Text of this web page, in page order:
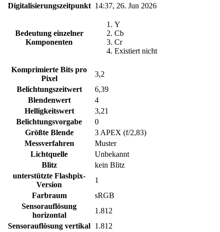
Digitalisierungszeitpunkt 14:37, 26. Jun 2026
Bedeutung einzelner
Komponenten
Y
Cb
Cr
Existiert nicht
Komprimierte Bits pro
Pixel
3,2
Belichtungszeitwert
6,39
Blendenwert
4
Helligkeitswert
3,21
Belichtungsvorgabe
0
Größte Blende
3 APEX (f/2,83)
Messverfahren
Muster
Lichtquelle
Unbekannt
Blitz
kein Blitz
unterstützte Flashpix-
Version
1
Farbraum
sRGB
Sensorauflösung
horizontal
1.812
Sensorauflösung vertikal 1.812